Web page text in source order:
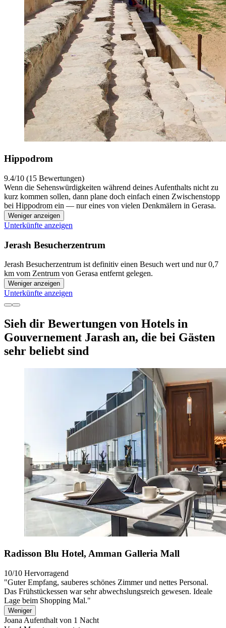
Hippodrom
9.4/10 (15 Bewertungen)
Wenn die Sehenswürdigkeiten während deines Aufenthalts nicht zu
kurz kommen sollen, dann plane doch einfach einen Zwischenstopp
bei Hippodrom ein — nur eines von vielen Denkmälern in Gerasa.
Weniger anzeigen
Unterkünfte anzeigen
Jerash Besucherzentrum
Jerash Besucherzentrum ist definitiv einen Besuch wert und nur 0,7
km vom Zentrum von Gerasa entfernt gelegen.
Weniger anzeigen
Unterkünfte anzeigen
Sieh dir Bewertungen von Hotels in
Gouvernement Jarash an, die bei Gästen
sehr beliebt sind
Radisson Blu Hotel, Amman Galleria Mall
10/10 Hervorragend
"Guter Empfang, sauberes schönes Zimmer und nettes Personal.
Das Frühstückessen war sehr abwechslungsreich gewesen. Ideale
Lage beim Shopping Mal."
Weniger
Joana Aufenthalt von 1 Nacht